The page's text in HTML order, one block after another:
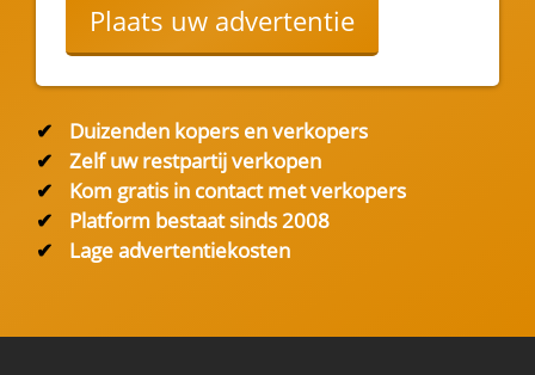
Plaats uw advertentie
✔
Duizenden kopers en verkopers
✔
Zelf uw restpartij verkopen
✔
Kom gratis in contact met verkopers
✔
Platform bestaat sinds 2008
✔
Lage advertentiekosten